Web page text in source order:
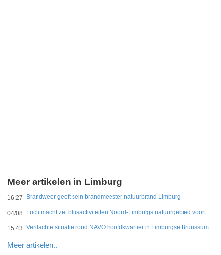
Meer artikelen in Limburg
16:27 Brandweer geeft sein brandmeester natuurbrand Limburg
04/08 Luchtmacht zet blusactiviteiten Noord-Limburgs natuurgebied voort
15:43 Verdachte situatie rond NAVO hoofdkwartier in Limburgse Brunssum
Meer artikelen..